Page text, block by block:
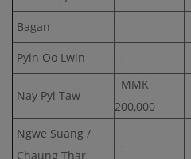
Bagan –
Pyin Oo Lwin –
Nay Pyi Taw
MMK
200,000
Ngwe Suang /
Chaung Thar
–